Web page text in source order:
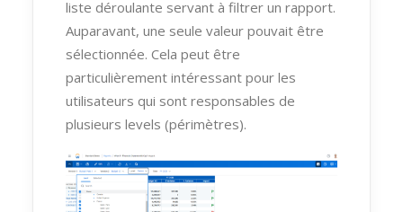
liste déroulante servant à filtrer un rapport.
Auparavant, une seule valeur pouvait être
sélectionnée. Cela peut être
particulièrement intéressant pour les
utilisateurs qui sont responsables de
plusieurs levels (périmètres).